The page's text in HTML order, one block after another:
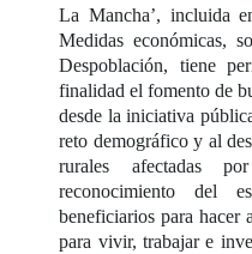
La Mancha’, incluida
Medidas económicas,
Despoblación, tiene
finalidad el fomento de
desde la iniciativa
reto demográfico y al
rurales afectadas
reconocimiento del
beneficiarios para hacer
para vivir, trabajar e